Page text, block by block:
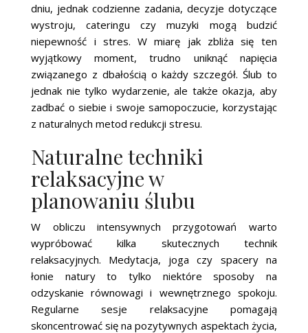
dniu, jednak codzienne zadania, decyzje dotyczące
wystroju, cateringu czy muzyki mogą budzić
niepewność i stres. W miarę jak zbliża się ten
wyjątkowy moment, trudno uniknąć napięcia
związanego z dbałością o każdy szczegół. Ślub to
jednak nie tylko wydarzenie, ale także okazja, aby
zadbać o siebie i swoje samopoczucie, korzystając
z naturalnych metod redukcji stresu.
Naturalne techniki
relaksacyjne w
planowaniu ślubu
W obliczu intensywnych przygotowań warto
wypróbować kilka skutecznych technik
relaksacyjnych. Medytacja, joga czy spacery na
łonie natury to tylko niektóre sposoby na
odzyskanie równowagi i wewnętrznego spokoju.
Regularne sesje relaksacyjne pomagają
skoncentrować się na pozytywnych aspektach życia,